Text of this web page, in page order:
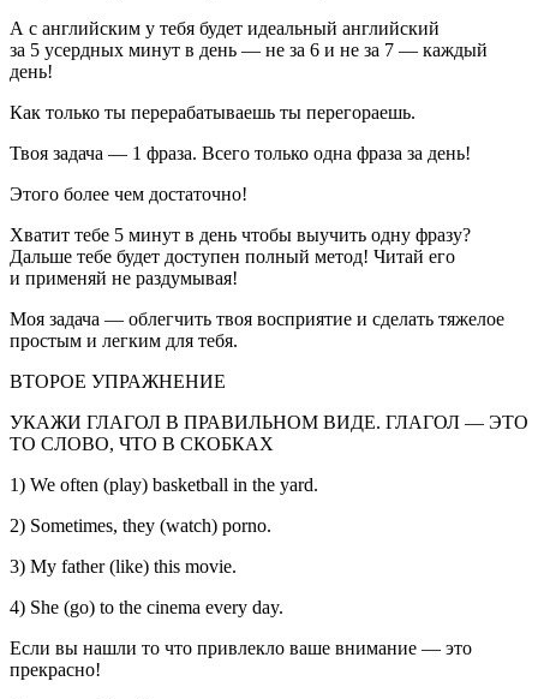
А с английским у тебя будет идеальный английский
за 5 усердных минут в день — не за 6 и не за 7 — каждый
день!
Как только ты перерабатываешь ты перегораешь.
Твоя задача — 1 фраза. Всего только одна фраза за день!
Этого более чем достаточно!
Хватит тебе 5 минут в день чтобы выучить одну фразу?
Дальше тебе будет доступен полный метод! Читай его
и применяй не раздумывая!
Моя задача — облегчить твоя восприятие и сделать тяжелое
простым и легким для тебя.
ВТОРОЕ УПРАЖНЕНИЕ
УКАЖИ ГЛАГОЛ В ПРАВИЛЬНОМ ВИДЕ. ГЛАГОЛ — ЭТО
ТО СЛОВО, ЧТО В СКОБКАХ
1) We often (play) basketball in the yard.
2) Sometimes, they (watch) porno.
3) My father (like) this movie.
4) She (go) to the cinema every day.
Если вы нашли то что привлекло ваше внимание — это
прекрасно!